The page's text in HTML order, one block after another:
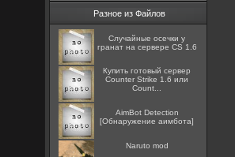
Разное из Файлов
Случайные осечки у
гранат на сервере CS 1.6
Купить готовый сервер
Counter Strike 1.6 или
Count...
AimBot Detection
[Обнаружение аимбота]
Naruto mod